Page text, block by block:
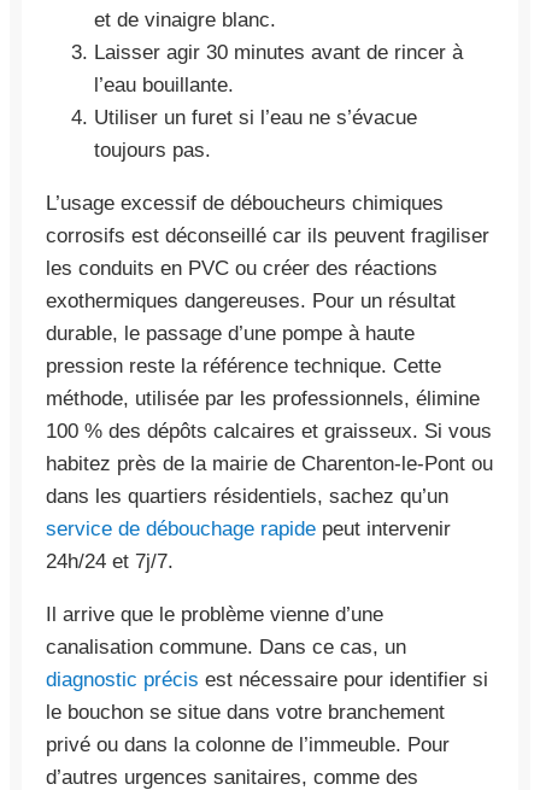
et de vinaigre blanc.
Laisser agir 30 minutes avant de rincer à
l’eau bouillante.
Utiliser un furet si l’eau ne s’évacue
toujours pas.
L’usage excessif de déboucheurs chimiques
corrosifs est déconseillé car ils peuvent fragiliser
les conduits en PVC ou créer des réactions
exothermiques dangereuses. Pour un résultat
durable, le passage d’une pompe à haute
pression reste la référence technique. Cette
méthode, utilisée par les professionnels, élimine
100 % des dépôts calcaires et graisseux. Si vous
habitez près de la mairie de Charenton-le-Pont ou
dans les quartiers résidentiels, sachez qu’un
service de débouchage rapide peut intervenir
24h/24 et 7j/7.
Il arrive que le problème vienne d’une
canalisation commune. Dans ce cas, un
diagnostic précis est nécessaire pour identifier si
le bouchon se situe dans votre branchement
privé ou dans la colonne de l’immeuble. Pour
d’autres urgences sanitaires, comme des